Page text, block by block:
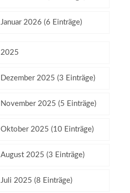
Januar 2026 (6 Einträge)
2025
Dezember 2025 (3 Einträge)
November 2025 (5 Einträge)
Oktober 2025 (10 Einträge)
August 2025 (3 Einträge)
Juli 2025 (8 Einträge)